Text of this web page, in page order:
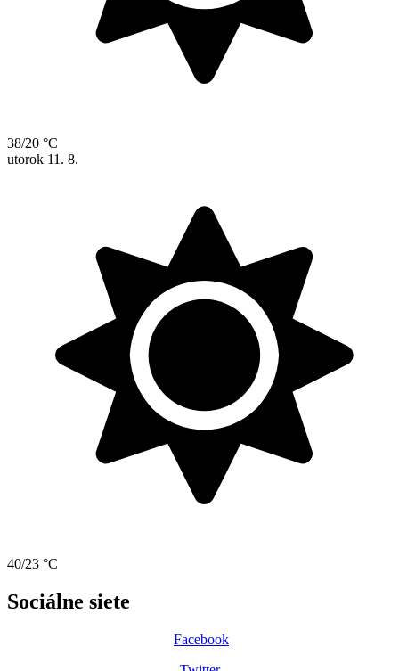
38/20 °C
utorok 11. 8.
40/23 °C
Sociálne siete
Facebook